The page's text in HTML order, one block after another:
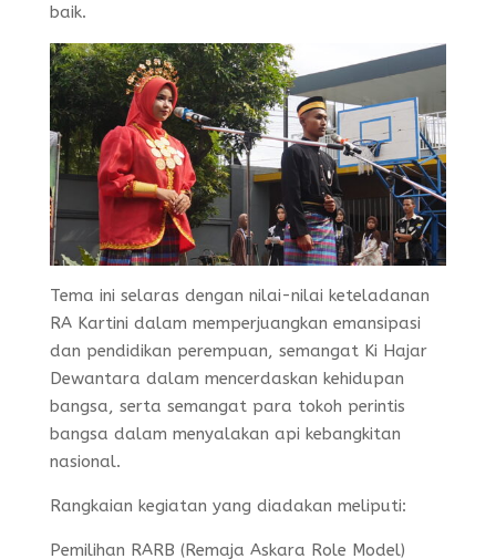
baik.
Tema ini selaras dengan nilai-nilai keteladanan
RA Kartini dalam memperjuangkan emansipasi
dan pendidikan perempuan, semangat Ki Hajar
Dewantara dalam mencerdaskan kehidupan
bangsa, serta semangat para tokoh perintis
bangsa dalam menyalakan api kebangkitan
nasional.
Rangkaian kegiatan yang diadakan meliputi:
Pemilihan RARB (Remaja Askara Role Model)